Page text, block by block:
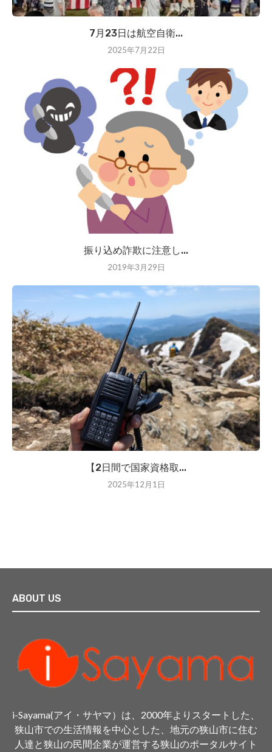
7月23日は航空自衛...
2025年7月22日
振り込め詐欺に注意し...
2019年3月29日
【2日間で国家資格取...
2025年12月1日
ABOUT US
i-Sayama(アイ・サヤマ）は、2000年よりスタートした、
狭山市での生活情報を中心とした、地元の狭山市に住む
人達と狭山の民間企業が運営する狭山のポータルサイト